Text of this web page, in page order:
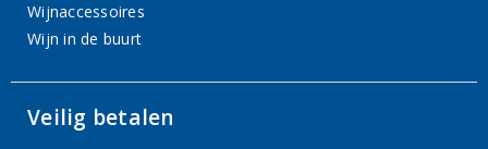
Wijnaccessoires
Wijn in de buurt
Veilig betalen